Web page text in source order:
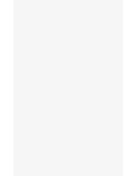
вариант,
просто
который